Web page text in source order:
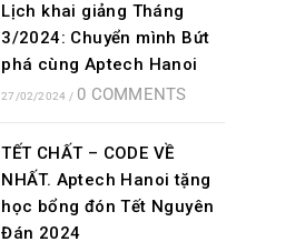
Lịch khai giảng Tháng
3/2024: Chuyển mình Bứt
phá cùng Aptech Hanoi
27/02/2024 / 0 COMMENTS
TẾT CHẤT – CODE VỀ
NHẤT. Aptech Hanoi tặng
học bổng đón Tết Nguyên
Đán 2024